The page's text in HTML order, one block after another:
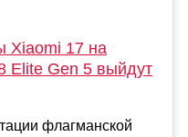
Xiaomi 17 на
Elite Gen 5 выйдут
флагманской